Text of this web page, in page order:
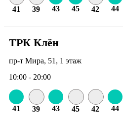
41 39 43 45 42 44
ТРК Клён
пр-т Мира, 51, 1 этаж
10:00 - 20:00
41 39 43 45 42 44